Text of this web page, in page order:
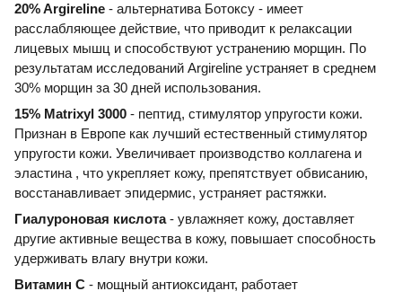
20% Argireline - альтернатива Ботоксу - имеет
расслабляющее действие, что приводит к релаксации
лицевых мышц и способствуют устранению морщин. По
результатам исследований Argireline устраняет в среднем
30% морщин за 30 дней использования.
15% Matrixyl 3000 - пептид, стимулятор упругости кожи.
Признан в Европе как лучший естественный стимулятор
упругости кожи. Увеличивает производство коллагена и
эластина , что укрепляет кожу, препятствует обвисанию,
восстанавливает эпидермис, устраняет растяжки.
Гиалуроновая кислота- увлажняет кожу, доставляет
другие активные вещества в кожу, повышает способность
удерживать влагу внутри кожи.
Витамин С - мощный антиоксидант, работает